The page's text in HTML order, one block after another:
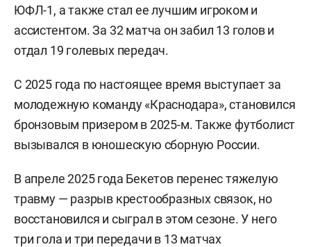
ЮФЛ-1, а также стал ее лучшим игроком и
ассистентом. За 32 матча он забил 13 голов и
отдал 19 голевых передач.
С 2025 года по настоящее время выступает за
молодежную команду «Краснодара», становился
бронзовым призером в 2025-м. Также футболист
вызывался в юношескую сборную России.
В апреле 2025 года Бекетов перенес тяжелую
травму — разрыв крестообразных связок, но
восстановился и сыграл в этом сезоне. У него
три гола и три передачи в 13 матчах